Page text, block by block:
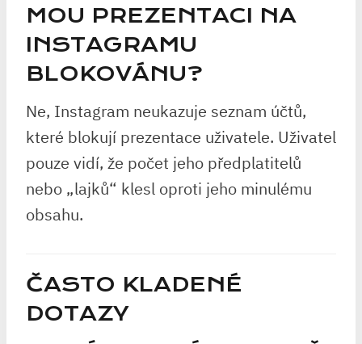
MOU PREZENTACI NA
INSTAGRAMU
BLOKOVÁNU?
Ne, Instagram neukazuje seznam účtů,
které blokují prezentace uživatele. Uživatel
pouze vidí, že počet jeho předplatitelů
nebo „lajků“ klesl oproti jeho minulému
obsahu.
ČASTO KLADENÉ
DOTAZY